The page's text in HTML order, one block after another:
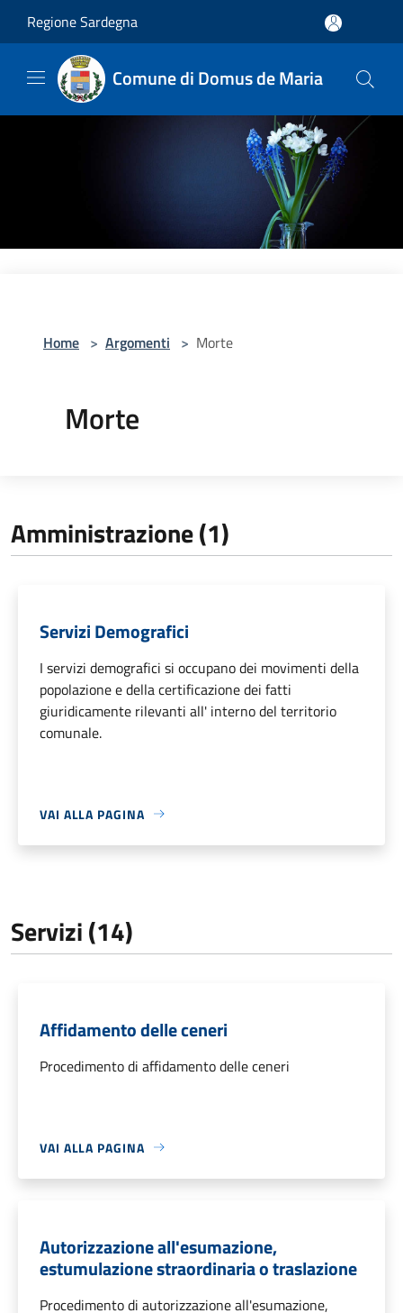
Regione Sardegna
Comune di Domus de Maria
Home > Argomenti > Morte
Morte
Amministrazione (1)
Servizi Demografici
I servizi demografici si occupano dei movimenti della
popolazione e della certificazione dei fatti
giuridicamente rilevanti all' interno del territorio
comunale.
VAI ALLA PAGINA
Servizi (14)
Affidamento delle ceneri
Procedimento di affidamento delle ceneri
VAI ALLA PAGINA
Autorizzazione all'esumazione,
estumulazione straordinaria o traslazione
Procedimento di autorizzazione all'esumazione,